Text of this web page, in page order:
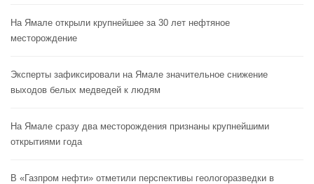
На Ямале открыли крупнейшее за 30 лет нефтяное
месторождение
Эксперты зафиксировали на Ямале значительное снижение
выходов белых медведей к людям
На Ямале сразу два месторождения признаны крупнейшими
открытиями года
В «Газпром нефти» отметили перспективы геологоразведки в